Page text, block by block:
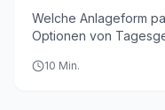
Welche Anlageform
Optionen von
10 Min.